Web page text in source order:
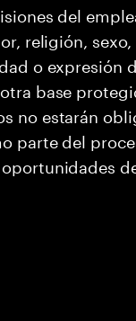
del
religión,
o expresión
base
no estarán
parte del